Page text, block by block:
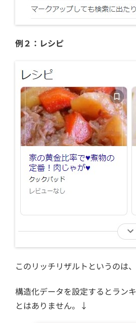
例２：レシピ
このリッチリザルトというのは、
構造化データを設定するとラン
とはありません。↓